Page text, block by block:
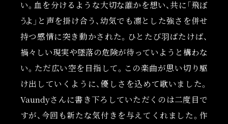
い。血を分けるような大切な誰かを想い、共に「飛ぼ
うよ 」と声を掛け合う、幼気でも凛とした強さを併せ
持つ感情に突き動かされた。ひとたび羽ばたけば、
禍々しい現実や墜落の危険が待っていようと構わな
い。ただ広い空を目指して。この楽曲が思い切り駆
け出していくように、優しさを込めて歌いました。
Vaundyさんに書き下ろしていただくのは二度目で
すが、今回も新たな気付きを与えてくれました。作